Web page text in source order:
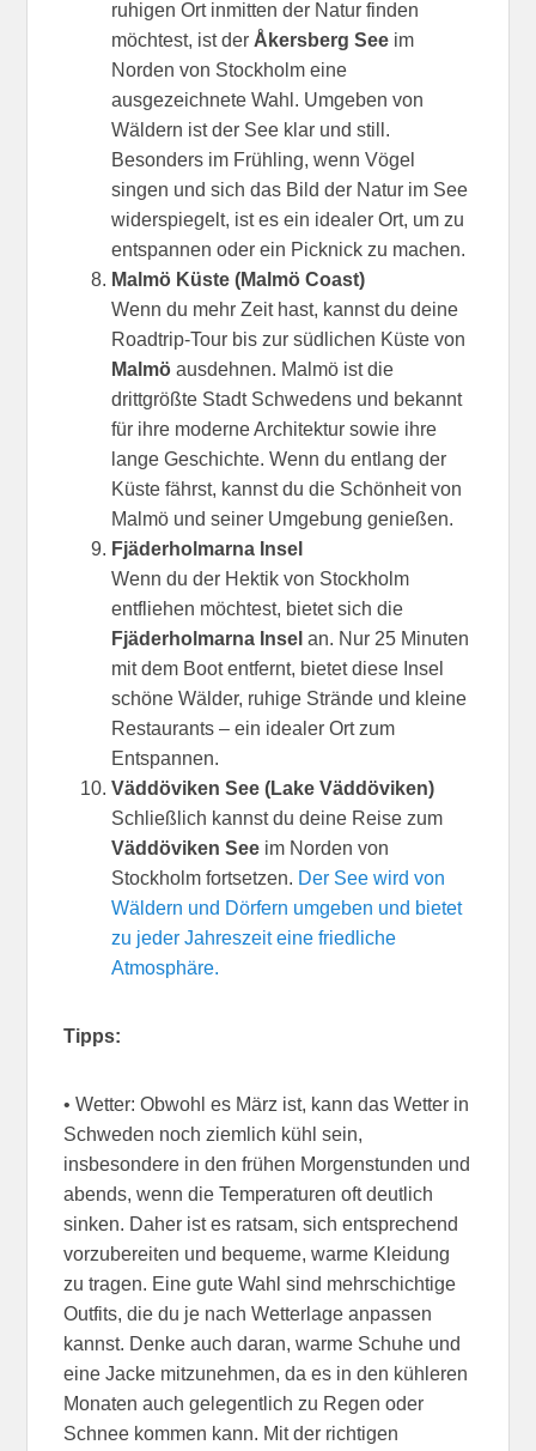
ruhigen Ort inmitten der Natur finden
möchtest, ist der Åkersberg See im
Norden von Stockholm eine
ausgezeichnete Wahl. Umgeben von
Wäldern ist der See klar und still.
Besonders im Frühling, wenn Vögel
singen und sich das Bild der Natur im See
widerspiegelt, ist es ein idealer Ort, um zu
entspannen oder ein Picknick zu machen.
Malmö Küste (Malmö Coast)
Wenn du mehr Zeit hast, kannst du deine
Roadtrip-Tour bis zur südlichen Küste von
Malmö ausdehnen. Malmö ist die
drittgrößte Stadt Schwedens und bekannt
für ihre moderne Architektur sowie ihre
lange Geschichte. Wenn du entlang der
Küste fährst, kannst du die Schönheit von
Malmö und seiner Umgebung genießen.
Fjäderholmarna Insel
Wenn du der Hektik von Stockholm
entfliehen möchtest, bietet sich die
Fjäderholmarna Insel an. Nur 25 Minuten
mit dem Boot entfernt, bietet diese Insel
schöne Wälder, ruhige Strände und kleine
Restaurants – ein idealer Ort zum
Entspannen.
Väddöviken See (Lake Väddöviken)
Schließlich kannst du deine Reise zum
Väddöviken See im Norden von
Stockholm fortsetzen. Der See wird von
Wäldern und Dörfern umgeben und bietet
zu jeder Jahreszeit eine friedliche
Atmosphäre.
Tipps:
• Wetter: Obwohl es März ist, kann das Wetter in
Schweden noch ziemlich kühl sein,
insbesondere in den frühen Morgenstunden und
abends, wenn die Temperaturen oft deutlich
sinken. Daher ist es ratsam, sich entsprechend
vorzubereiten und bequeme, warme Kleidung
zu tragen. Eine gute Wahl sind mehrschichtige
Outfits, die du je nach Wetterlage anpassen
kannst. Denke auch daran, warme Schuhe und
eine Jacke mitzunehmen, da es in den kühleren
Monaten auch gelegentlich zu Regen oder
Schnee kommen kann. Mit der richtigen